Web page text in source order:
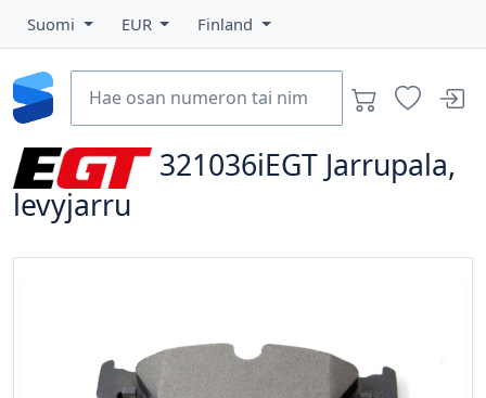
Suomi EUR Finland
321036iEGT Jarrupala,
levyjarru